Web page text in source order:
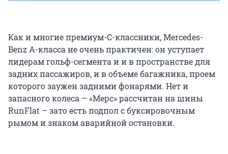
Как и многие премиум-С-классники, Mercedes-
Benz A-класса не очень практичен: он уступает
лидерам гольф-сегмента и и в пространстве для
задних пассажиров, и в объеме багажника, проем
которого заужен задними фонарями. Нет и
запасного колеса – «Мерс» рассчитан на шины
RunFlat – зато есть подпол с буксировочным
рымом и знаком аварийной остановки.